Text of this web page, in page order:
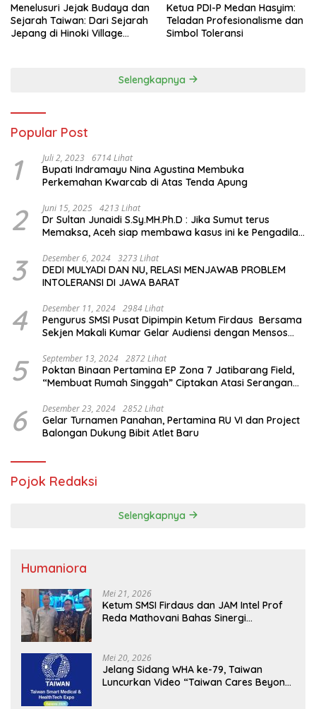
Menelusuri Jejak Budaya dan
Sejarah Taiwan: Dari Sejarah
Jepang di Hinoki Village
Ketua PDI-P Medan Hasyim:
Teladan Profesionalisme dan
Simbol Toleransi
Selengkapnya
Popular Post
1 Juli 2, 2023 6714 Lihat
Bupati Indramayu Nina Agustina Membuka
Perkemahan Kwarcab di Atas Tenda Apung
2 Juni 15, 2025 4213 Lihat
Dr Sultan Junaidi S.Sy.MH.Ph.D : Jika Sumut terus
Memaksa, Aceh siap membawa kasus ini ke Pengadilan
3 Desember 6, 2024 3273 Lihat
DEDI MULYADI DAN NU, RELASI MENJAWAB PROBLEM
INTOLERANSI DI JAWA BARAT
4 Desember 11, 2024 2984 Lihat
Pengurus SMSI Pusat Dipimpin Ketum Firdaus Bersama
Sekjen Makali Kumar Gelar Audiensi dengan Mensos
5 September 13, 2024 2872 Lihat
Poktan Binaan Pertamina EP Zona 7 Jatibarang Field,
“Membuat Rumah Singgah” Ciptakan Atasi Serangan
6 Desember 23, 2024 2852 Lihat
Gelar Turnamen Panahan, Pertamina RU VI dan Project
Balongan Dukung Bibit Atlet Baru
Pojok Redaksi
Selengkapnya
Humaniora
Mei 21, 2026
Ketum SMSI Firdaus dan JAM Intel Prof
Reda Mathovani Bahas Sinergi
MBG, Perkuat Pengawasan Program
Pemerintah
Mei 20, 2026
Jelang Sidang WHA ke-79, Taiwan
Luncurkan Video “Taiwan Cares Beyond